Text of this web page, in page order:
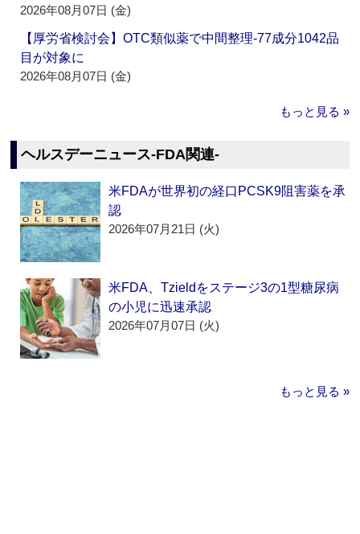
2026年08月07日 (金)
【厚労省検討会】OTC類似薬で中間整理‐77成分1042品
目が対象に
2026年08月07日 (金)
もっと見る »
ヘルスデーニュース‐FDA関連‐
米FDAが世界初の経口PCSK9阻害薬を承
認
2026年07月21日 (火)
米FDA、Tzieldをステージ3の1型糖尿病
の小児に迅速承認
2026年07月07日 (火)
もっと見る »